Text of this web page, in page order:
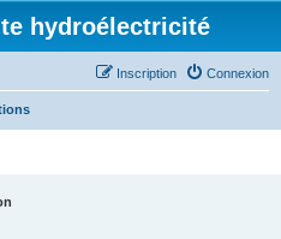
hydroélectricité
Connexion
Inscription